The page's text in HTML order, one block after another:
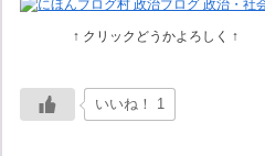
↑ クリックどうかよろしく ↑
いいね！ 1